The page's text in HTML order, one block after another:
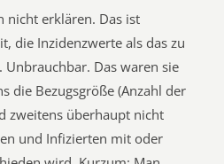
nicht erklären. Das ist
die Inzidenzwerte als das zu
Unbrauchbar. Das waren sie
die Bezugsgröße (Anzahl der
zweitens überhaupt nicht
und Infizierten mit oder